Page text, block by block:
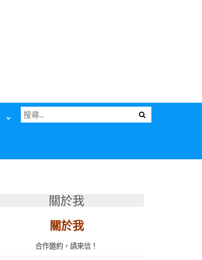
Menu
搜
尋
關於我
關於我
合作邀約，請來信！